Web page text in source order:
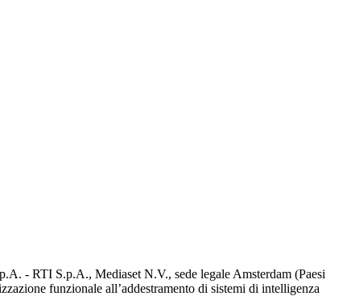
- RTI S.p.A., Mediaset N.V., sede legale Amsterdam (Paesi
funzionale all’addestramento di sistemi di intelligenza